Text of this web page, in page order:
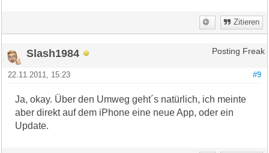
Zitieren
Slash1984 Posting Freak
#9
22.11.2011, 15:23
Ja, okay. Über den Umweg geht´s natürlich, ich meinte
aber direkt auf dem iPhone eine neue App, oder ein
Update.